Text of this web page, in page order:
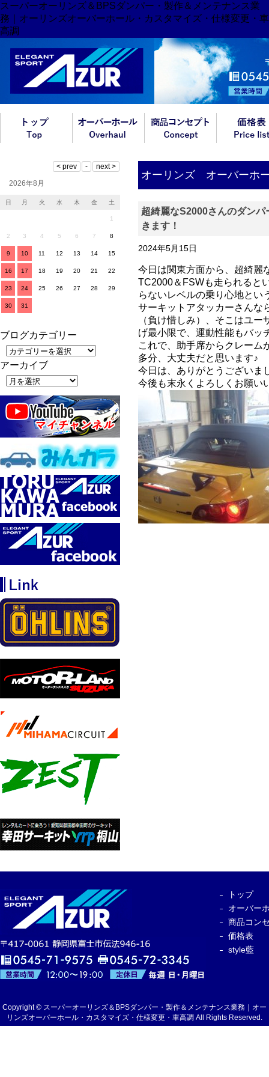
スーパーオーリンズ＆BPSダンパー・製作＆メンテナンス業
務｜オーリンズオーバーホール・カスタマイズ・仕様変更・車
高調
オーリンズ オーバーホ
超綺麗なS2000さんのダン
きます！
2024年5月15日
今日は関東方面から、超綺麗
TC2000＆FSWも走られると
らないレベルの乗り心地とい
サーキットアタッカーさんな
（負け惜しみ）、そこはユ
げ最小限で、運動性能もバッ
これで、助手席からクレーム
多分、大丈夫だと思います♪
今日は、ありがとうございま
今後も末永くよろしくお願い
2026年8月
日 月 火 水 木 金 土
1
2 3 4 5 6 7 8
9 10 11 12 13 14 15
16 17 18 19 20 21 22
23 24 25 26 27 28 29
30 31
ブログカテゴリー
アーカイブ
トップ
オーバー
商品コン
価格表
style藍
Copyright © スーパーオーリンズ＆BPSダンパー・製作＆メンテナンス業務｜オー
リンズオーバーホール・カスタマイズ・仕様変更・車高調 All Rights Reserved.